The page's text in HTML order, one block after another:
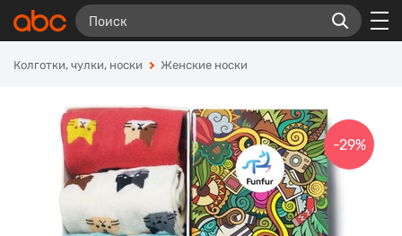
Колготки, чулки, носки Женские носки
-29%